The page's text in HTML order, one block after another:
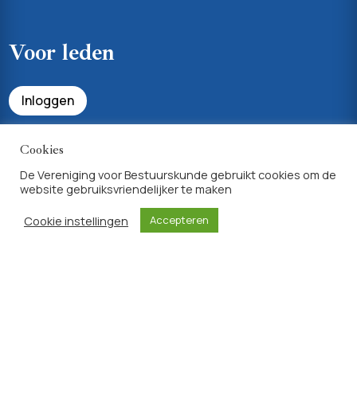
Voor leden
Inloggen
Bekijk uw profiel & lidmaatschapsvoordelen
Achtergrondinfo
Cookies
De Vereniging voor Bestuurskunde gebruikt cookies om de
website gebruiksvriendelijker te maken
Cookie instellingen
Accepteren